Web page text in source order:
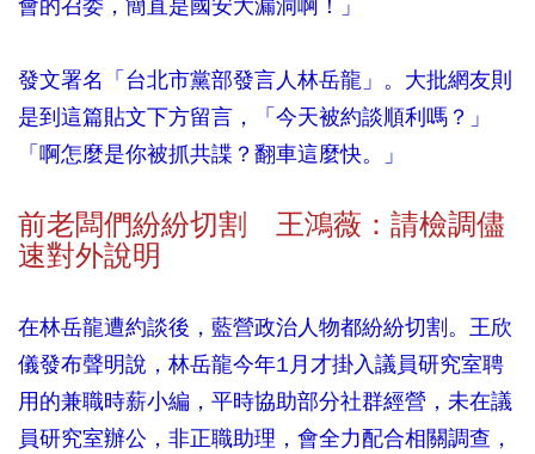
會的召委，簡直是國安大漏洞啊！」
發文署名「台北市黨部發言人林岳龍」。大批網友則
是到這篇貼文下方留言，「今天被約談順利嗎？」
「啊怎麼是你被抓共諜？翻車這麼快。」
前老闆們紛紛切割 王鴻薇：請檢調儘
速對外說明
在林岳龍遭約談後，藍營政治人物都紛紛切割。王欣
儀發布聲明說，林岳龍今年1月才掛入議員研究室聘
用的兼職時薪小編，平時協助部分社群經營，未在議
員研究室辦公，非正職助理，會全力配合相關調查，